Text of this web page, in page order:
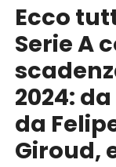
Ecco
Serie A
2024:
da
Giroud,